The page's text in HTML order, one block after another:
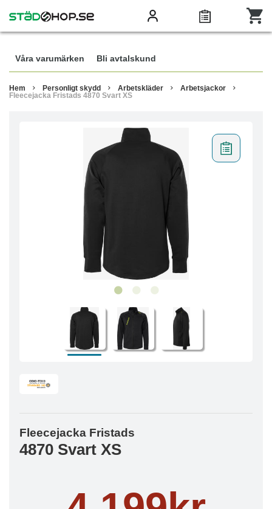
Våra varumärken Bli avtalskund
Hem Personligt skydd Arbetskläder
Arbetsjackor
Fleecejacka Fristads 4870 Svart XS
Fleecejacka Fristads
4870 Svart XS